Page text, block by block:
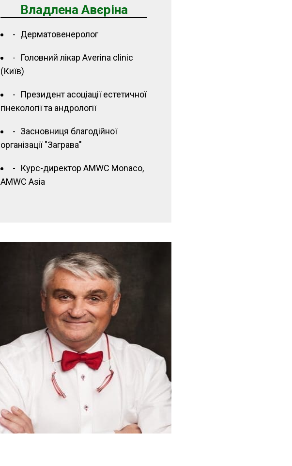
Владлена Авєріна
Дерматовенеролог
Головний лікар Averina clinic
(Київ)
Президент асоціації естетичної
гінекології та андрології
Засновниця благодійної
організації "Заграва"
Курс-директор AMWC Monaco,
AMWC Asia